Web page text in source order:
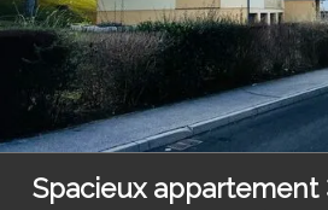
Spacieux appartement